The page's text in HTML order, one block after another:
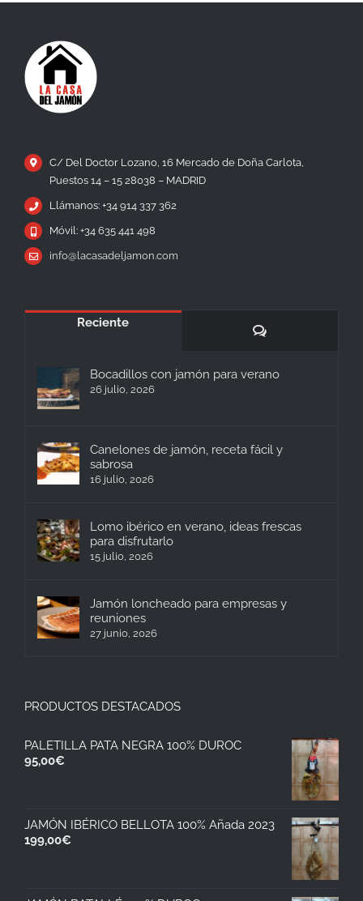
C/ Del Doctor Lozano, 16 Mercado de Doña Carlota,
Puestos 14 – 15 28038 – MADRID
Llámanos: +34 914 337 362
Móvil: +34 635 441 498
info@lacasadeljamon.com
Reciente
Comentarios
Bocadillos con jamón para verano
26 julio, 2026
Canelones de jamón, receta fácil y
sabrosa
16 julio, 2026
Lomo ibérico en verano, ideas frescas
para disfrutarlo
15 julio, 2026
Jamón loncheado para empresas y
reuniones
27 junio, 2026
PRODUCTOS DESTACADOS
PALETILLA PATA NEGRA 100% DUROC
95,00€
JAMÓN IBÉRICO BELLOTA 100% Añada 2023
199,00€